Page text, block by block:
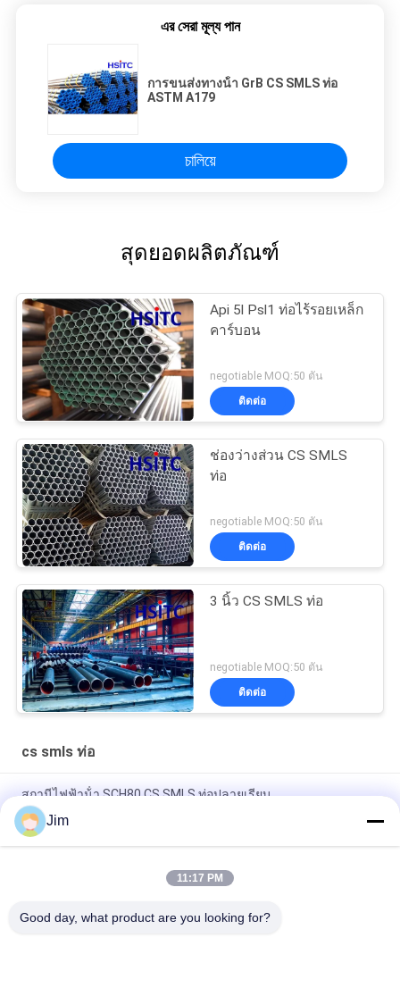
এর সেরা মূল্য পান
การขนส่งทางน้ํา GrB CS SMLS ท่อ
ASTM A179
চালিয়ে
สุดยอดผลิตภัณฑ์
Api 5l Psl1 ท่อไร้รอยเหล็ก
คาร์บอน
negotiable MOQ:50 ตัน
ติดต่อ
ช่องว่างส่วน CS SMLS
ท่อ
negotiable MOQ:50 ตัน
ติดต่อ
3 นิ้ว CS SMLS ท่อ
negotiable MOQ:50 ตัน
ติดต่อ
cs smls ท่อ
สถานีไฟฟ้าน้ํา SCH80 CS SMLS ท่อปลายเรียบ
ASTM A106 โปรแกรมไร้รอย 40 ท่อ API 5l Psl2
6m Api 5l Astm A106 CS SMLS ท่อสําหรับอุตสาหกรรมน้ํามันและ
Jim
11:17 PM
Good day, what product are you looking for?